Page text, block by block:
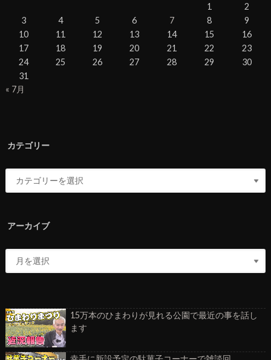
1
2
3
4 5 6 7 8
9
10
11 12 13 14 15
16
17
18 19 20 21 22
23
24
25 26 27 28 29
30
31
« 7月
カテゴリー
アーカイブ
15万本のひまわりが見れる公園で最近の事を話し
ます